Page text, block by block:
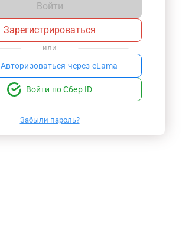
Войти
Зарегистрироваться
или
Авторизоваться через eLama
Войти по Сбер ID
Забыли пароль?